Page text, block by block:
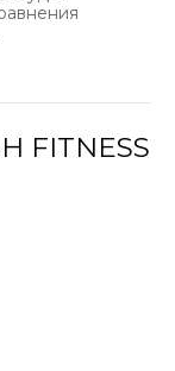
FITNESS